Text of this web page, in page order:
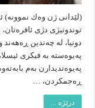
(لێدانی ژن وەك
توندوتیژی دژی ئافرەتان،
دونیا، لە چەندین
پەیوەستە بە فیكری
پەیوەندیدارن بەم
ڕەجمكردن، …
درێژە ...